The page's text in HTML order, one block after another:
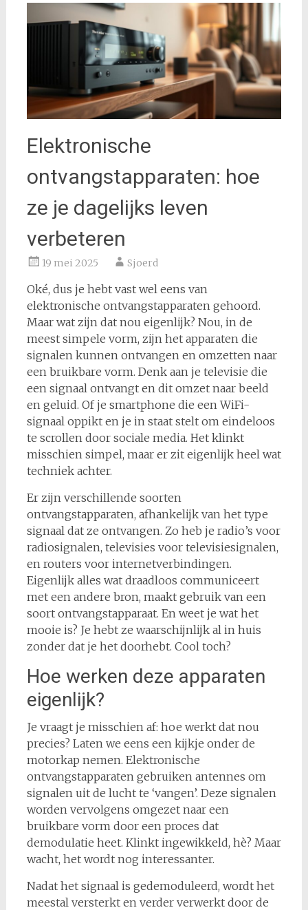
Elektronische
ontvangstapparaten: hoe
ze je dagelijks leven
verbeteren
19 mei 2025 Sjoerd
Oké, dus je hebt vast wel eens van
elektronische ontvangstapparaten gehoord.
Maar wat zijn dat nou eigenlijk? Nou, in de
meest simpele vorm, zijn het apparaten die
signalen kunnen ontvangen en omzetten naar
een bruikbare vorm. Denk aan je televisie die
een signaal ontvangt en dit omzet naar beeld
en geluid. Of je smartphone die een WiFi-
signaal oppikt en je in staat stelt om eindeloos
te scrollen door sociale media. Het klinkt
misschien simpel, maar er zit eigenlijk heel wat
techniek achter.
Er zijn verschillende soorten
ontvangstapparaten, afhankelijk van het type
signaal dat ze ontvangen. Zo heb je radio’s voor
radiosignalen, televisies voor televisiesignalen,
en routers voor internetverbindingen.
Eigenlijk alles wat draadloos communiceert
met een andere bron, maakt gebruik van een
soort ontvangstapparaat. En weet je wat het
mooie is? Je hebt ze waarschijnlijk al in huis
zonder dat je het doorhebt. Cool toch?
Hoe werken deze apparaten
eigenlijk?
Je vraagt je misschien af: hoe werkt dat nou
precies? Laten we eens een kijkje onder de
motorkap nemen. Elektronische
ontvangstapparaten gebruiken antennes om
signalen uit de lucht te ‘vangen’. Deze signalen
worden vervolgens omgezet naar een
bruikbare vorm door een proces dat
demodulatie heet. Klinkt ingewikkeld, hè? Maar
wacht, het wordt nog interessanter.
Nadat het signaal is gedemoduleerd, wordt het
meestal versterkt en verder verwerkt door de